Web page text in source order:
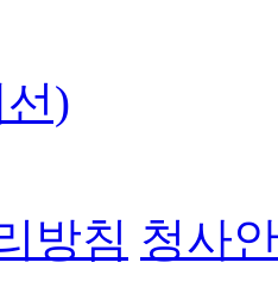
)
방침 청사